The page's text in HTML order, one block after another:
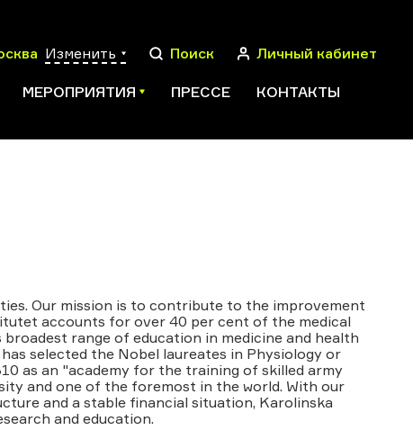
Изменить Поиск Личный кабинет
МЕРОПРИЯТИЯ ПРЕССЕ КОНТАКТЫ
Our mission is to contribute to the improvement
accounts for over 40 per cent of the medical
range of education in medicine and health
selected the Nobel laureates in Physiology or
as an "academy for the training of skilled army
and one of the foremost in the world. With our
and a stable financial situation, Karolinska
and education.